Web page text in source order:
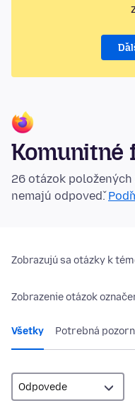
Komunitné
26 otázok
nemajú odpoveď.
Zobrazujú sa otázky k
Zobrazenie otázok
Všetky Potrebná